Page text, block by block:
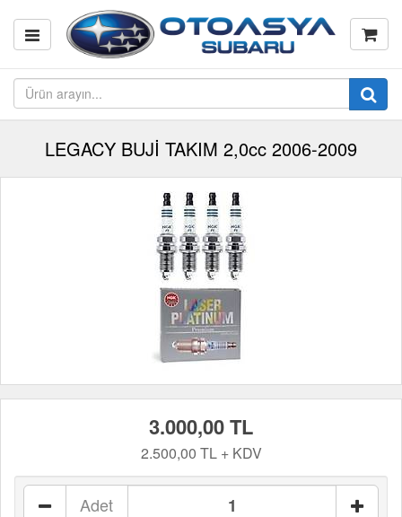
LEGACY BUJİ TAKIM 2,0cc 2006-2009
3.000,00 TL
2.500,00 TL + KDV
Adet